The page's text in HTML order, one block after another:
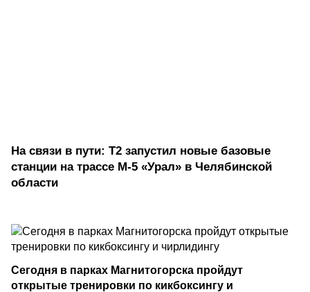
На связи в пути: Т2 запустил новые базовые
станции на трассе М-5 «Урал» в Челябинской
области
Сегодня в парках Магнитогорска пройдут
открытые тренировки по кикбоксингу и